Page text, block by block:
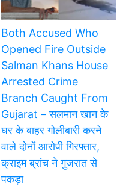
Both Accused Who
Opened Fire Outside
Salman Khans House
Arrested Crime
Branch Caught From
Gujarat – सलमान खान के
घर के बाहर गोलीबारी करने
वाले दोनों आरोपी गिरफ्तार,
क्राइम ब्रांच ने गुजरात से
पकड़ा